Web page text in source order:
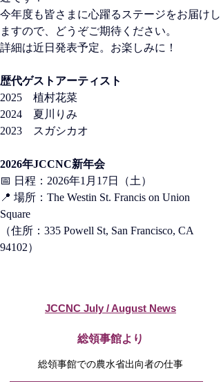
今年度も皆さまに心躍るステージをお届けし
ますので、どうぞご期待ください。
詳細は近日発表予定。お楽しみに！
歴代ゲストアーティスト
2025  植村花菜
2024  夏川りみ
2023  スガシカオ
2026年JCCNC新年会
📅 日程：2026年1月17日（土）
📍 場所：The Westin St. Francis on Union
Square
（住所：335 Powell St, San Francisco, CA
94102）
JCCNC July / August News
​総領事館より
総領事館での農水省出向者の仕事